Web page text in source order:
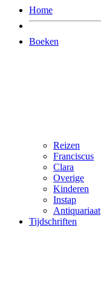
Home
Boeken
Reizen
Franciscus
Clara
Overige
Kinderen
Instap
Antiquariaat
Tijdschriften